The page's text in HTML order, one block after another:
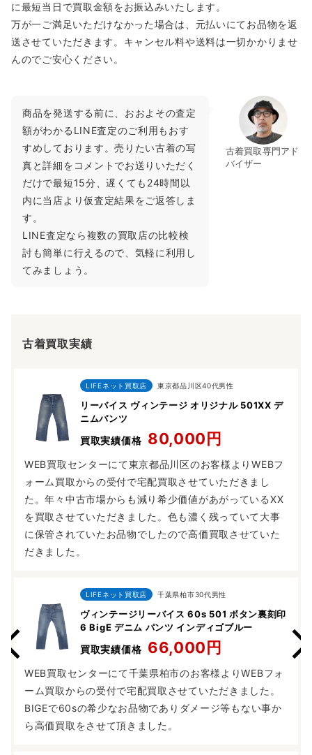
に最短当日で買取金額をお振込みいたします。
万が一ご満足いただけなかった場合は、元払いにてお品物を返
送させていただきます。キャンセル料や送料は一切かかりませ
んのでご安心ください。
古着買取専門アド
バイザー
商品を発送する前に、おおよその査定
額がわかるLINE査定のご利用もおす
すめしております。売りたい古着の写
真と詳細をコメントでお送りいただく
だけで最短15分、遅くても24時間以
内に当店より仮査定結果をご返答しま
す。
LINE査定なら複数の買取店の比較検
討も簡単に行えるので、気軽に利用し
てみましょう。
古着買取実績
LIFEネット買取店 東京都品川区40代男性
リーバイス ヴィンテージ オリジナル 501XX デ
ニムパンツ
買取実績価格 80,000円
WEB買取センターにて東京都品川区のお客様よりWEBフ
ォーム買取からの受付で宅配買取させていただきまし
た。年々中古市場からも減り希少価値があがっているXX
を買取させていただきました。色も濃く残っていて大事
に保管されていたお品物でしたので高価買取させていた
だきました。
LIFEネット買取店 千葉県柏市30代男性
ヴィンテージリーバイス 60s 501 ボタン裏刻印
6 BigE デニム パンツ インディゴブルー
買取実績価格 66,000円
WEB買取センターにて千葉県柏市のお客様よりWEBフォ
ーム買取からの受付で宅配買取させていただきました。
BIGEで60sの希少なお品物でありダメージ等もない事か
ら高価買取をさせて頂きました。